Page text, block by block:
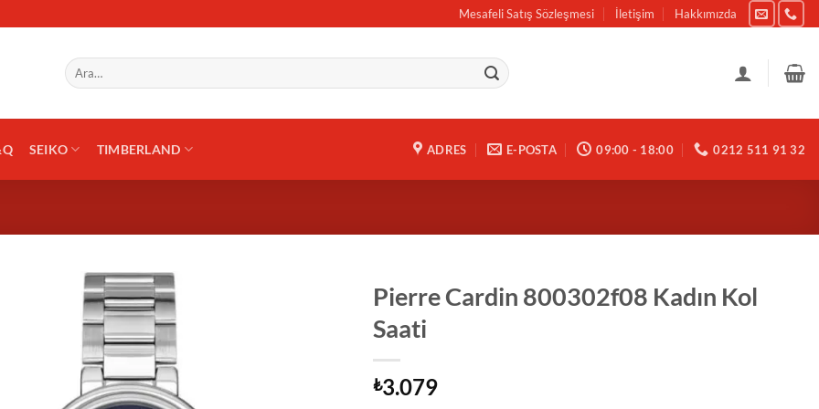
Mesafeli Satış Sözleşmesi İletişim Hakkımızda
Ara:
SEIKO TIMBERLAND ADRES E-POSTA 09:00 - 18:00 0212 511 91 32
Pierre Cardin 800302f08 Kadın Kol
Saati
₺3.079